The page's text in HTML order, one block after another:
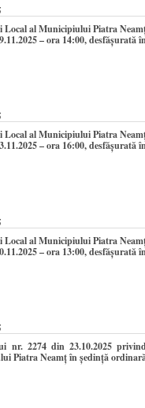
Local al Municipiului Piatra
– ora 14:00, desfășurată
Local al Municipiului Piatra
– ora 16:00, desfășurată
Local al Municipiului Piatra
– ora 13:00, desfășurată
nr. 2274 din 23.10.2025
Piatra Neamţ în şedinţă